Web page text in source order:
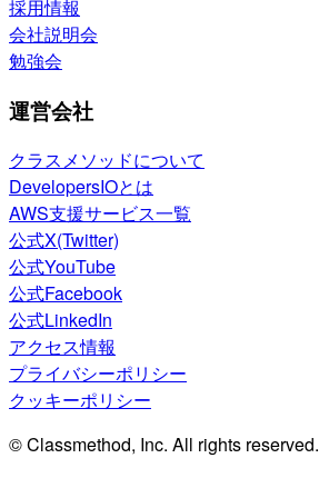
採用情報
会社説明会
勉強会
運営会社
クラスメソッドについて
DevelopersIOとは
AWS支援サービス一覧
公式X(Twitter)
公式YouTube
公式Facebook
公式LinkedIn
アクセス情報
プライバシーポリシー
クッキーポリシー
© Classmethod, Inc. All rights reserved.